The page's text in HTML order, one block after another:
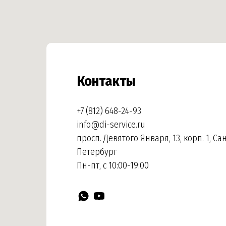
Контакты
+7 (812) 648-24-93
info@di-service.ru
просп. Девятого Января, 13, корп. 1,
Петербург
Пн-пт, с 10:00-19:00